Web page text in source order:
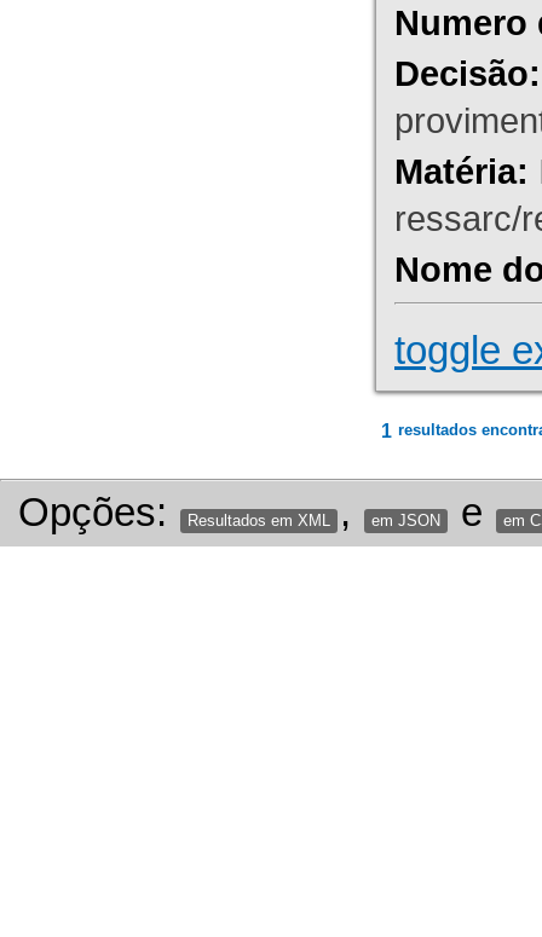
Numero
Decisão:
Matéria:
ressarc/
Nome
toggle
1 resultados
Opções: Resultados em XML , em JSON e em